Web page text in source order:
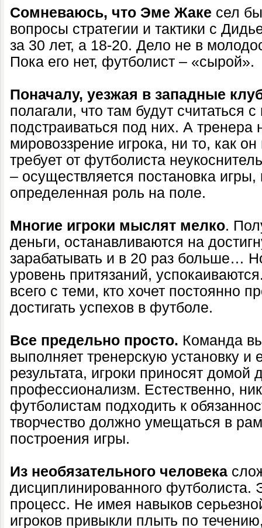
Сомневаюсь, что Эме Жаке сел
вопросы стратегии и тактики с
за 30 лет, а 18-20. Дело не в
Пока его нет, футболист – «сырой».
Поначалу, уезжая в западные
полагали, что там будут считаться
подстраиваться под них. А тренера
мировоззрение игрока, ни то, как
требует от футболиста
– осуществляется постановка
определенная роль на поле.
Многие игроки мыслят мелко.
деньги, останавливаются на
зарабатывать и в 20 раз больше…
уровень притязаний,
всего с теми, кто хочет постоянно
достигать успехов в футболе.
Все предельно просто. Команда
выполняет тренерскую установку и
результата, игроки приносят домой
профессионализм. Естественно,
футболистам подходить к
творчество должно умещаться в
построения игры.
Из необязательного человека
дисциплинированного футболиста.
процесс. Не имея навыков
игроков привыкли плыть по